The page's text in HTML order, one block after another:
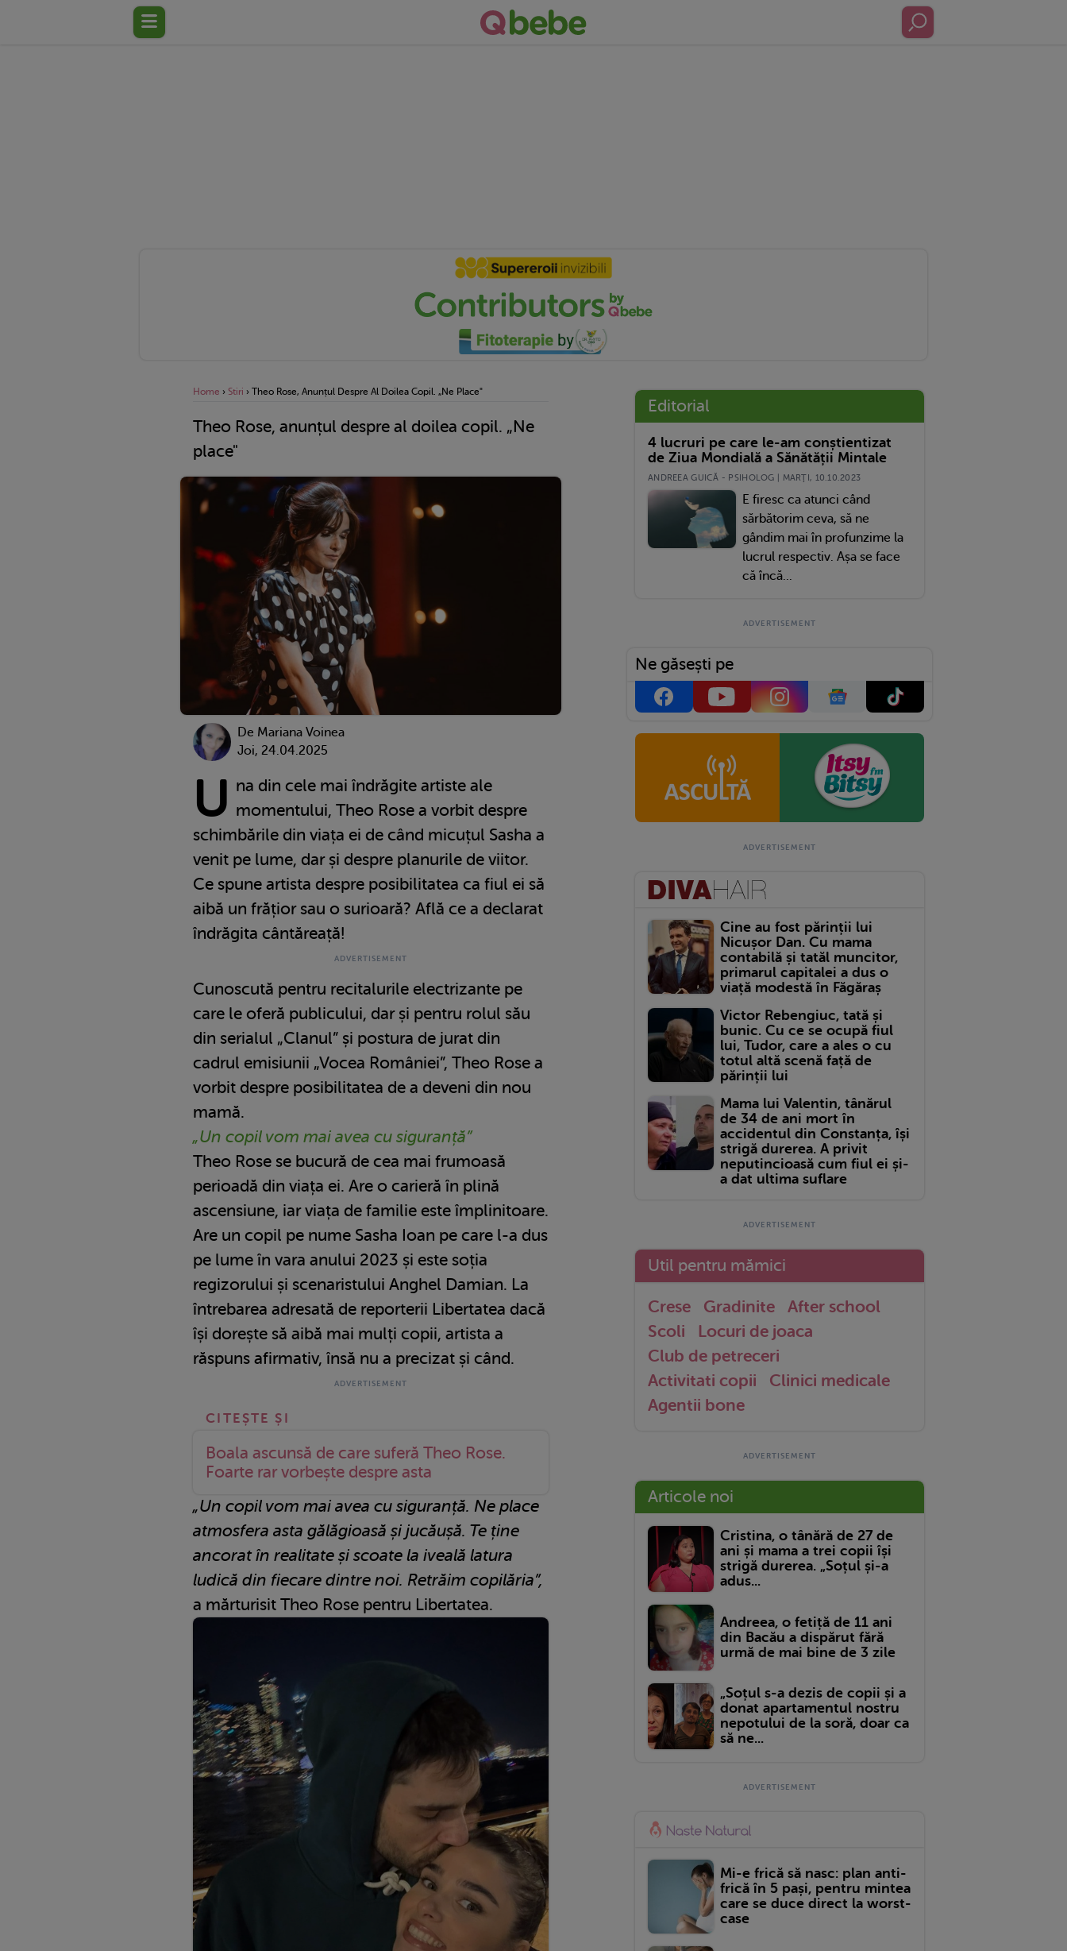
Home › Stiri › Theo Rose, Anunțul Despre Al Doilea Copil. „Ne Place"
Theo Rose, anunțul despre al doilea copil. „Ne
place"
De Mariana Voinea
Joi, 24.04.2025
U na din cele mai îndrăgite artiste ale
momentului, Theo Rose a vorbit despre
schimbările din viața ei de când micuțul Sasha a
venit pe lume, dar și despre planurile de viitor.
Ce spune artista despre posibilitatea ca fiul ei să
aibă un frățior sau o surioară? Află ce a declarat
îndrăgita cântăreață!
Cunoscută pentru recitalurile electrizante pe
care le oferă publicului, dar și pentru rolul său
din serialul „Clanul” și postura de jurat din
cadrul emisiunii „Vocea României”, Theo Rose a
vorbit despre posibilitatea de a deveni din nou
mamă.
„Un copil vom mai avea cu siguranță”
Theo Rose se bucură de cea mai frumoasă
perioadă din viața ei. Are o carieră în plină
ascensiune, iar viața de familie este împlinitoare.
Are un copil pe nume Sasha Ioan pe care l-a dus
pe lume în vara anului 2023 și este soția
regizorului și scenaristului Anghel Damian. La
întrebarea adresată de reporterii Libertatea dacă
își dorește să aibă mai mulți copii, artista a
răspuns afirmativ, însă nu a precizat și când.
Boala ascunsă de care suferă Theo Rose.
Foarte rar vorbește despre asta
„Un copil vom mai avea cu siguranță. Ne place
atmosfera asta gălăgioasă și jucăușă. Te ține
ancorat în realitate și scoate la iveală latura
ludică din fiecare dintre noi. Retrăim copilăria”,
a mărturisit Theo Rose pentru Libertatea.
Editorial
4 lucruri pe care le-am conștientizat
de Ziua Mondială a Sănătății Mintale
ANDREEA GUICĂ - PSIHOLOG | MARŢI, 10.10.2023
E firesc ca atunci când
sărbătorim ceva, să ne
gândim mai în profunzime la
lucrul respectiv. Așa se face
că încă...
Ne găsești pe
Cine au fost părinții lui
Nicușor Dan. Cu mama
contabilă și tatăl muncitor,
primarul capitalei a dus o
viață modestă în Făgăraș
Victor Rebengiuc, tată și
bunic. Cu ce se ocupă fiul
lui, Tudor, care a ales o cu
totul altă scenă față de
părinții lui
Mama lui Valentin, tânărul
de 34 de ani mort în
accidentul din Constanța, își
strigă durerea. A privit
neputincioasă cum fiul ei și-
a dat ultima suflare
Util pentru mămici
Crese Gradinite
After school
Scoli
Locuri de joaca
Club de petreceri
Activitati copii
Clinici medicale
Agentii bone
Articole noi
Cristina, o tânără de 27 de
ani și mama a trei copii își
strigă durerea. „Soțul și-a
adus...
Andreea, o fetiță de 11 ani
din Bacău a dispărut fără
urmă de mai bine de 3 zile
„Soțul s-a dezis de copii și a
donat apartamentul nostru
nepotului de la soră, doar ca
să ne...
Mi-e frică să nasc: plan anti-
frică în 5 pași, pentru mintea
care se duce direct la worst-
case